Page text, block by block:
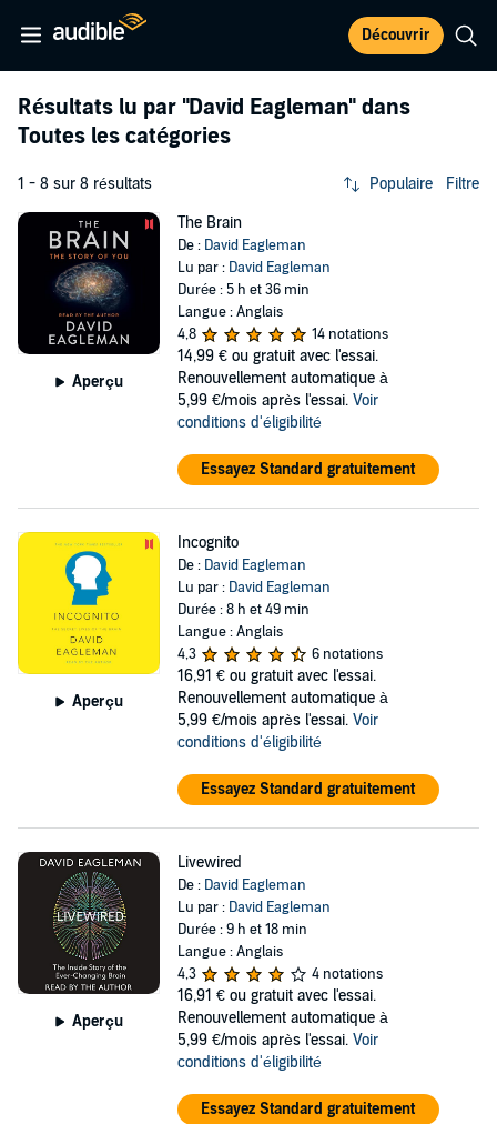
Découvrir
Résultats lu par "David Eagleman" dans
Toutes les catégories
1 - 8 sur 8 résultats Populaire Filtre
Aperçu
The Brain
De : David Eagleman
Lu par : David Eagleman
Durée : 5 h et 36 min
Langue : Anglais
4,8
14 notations
14,99 € ou gratuit avec l'essai.
Renouvellement automatique à
5,99 €/mois après l'essai. Voir
conditions d'éligibilité
Essayez Standard gratuitement
Aperçu
Incognito
De : David Eagleman
Lu par : David Eagleman
Durée : 8 h et 49 min
Langue : Anglais
4,3
6 notations
16,91 € ou gratuit avec l'essai.
Renouvellement automatique à
5,99 €/mois après l'essai. Voir
conditions d'éligibilité
Essayez Standard gratuitement
Aperçu
Livewired
De : David Eagleman
Lu par : David Eagleman
Durée : 9 h et 18 min
Langue : Anglais
4,3
4 notations
16,91 € ou gratuit avec l'essai.
Renouvellement automatique à
5,99 €/mois après l'essai. Voir
conditions d'éligibilité
Essayez Standard gratuitement